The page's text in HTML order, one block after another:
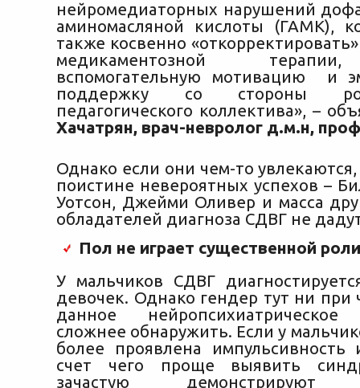
нейромедиаторных нарушений
аминомасляной кислоты (ГАМК),
также косвенно
медикаментозной
вспомогательную мотивацию и
поддержку со стороны
педагогического коллектива», –
Хачатрян, врач-невролог д.м.н,
Однако если они чем-то увлекаются,
поистине невероятных успехов –
Уотсон, Джейми Оливер и масса
обладателей диагноза СДВГ не
Пол не играет существенной роли
У мальчиков СДВГ
девочек. Однако гендер тут ни при
данное нейропсихиатрическое
сложнее обнаружить. Если у
более проявлена импульсивность
счет чего проще выявить
зачастую демонстрируют